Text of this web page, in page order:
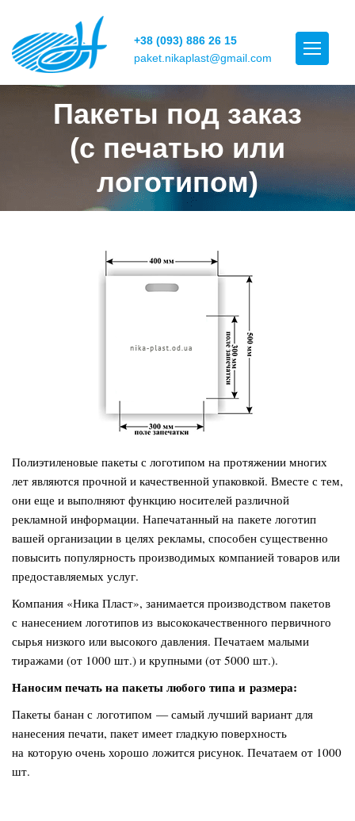
+38 (093) 886 26 15
paket.nikaplast@gmail.com
Пакеты под заказ
(с печатью или
логотипом)
Полиэтиленовые пакеты с логотипом на протяжении многих
лет являются прочной и качественной упаковкой. Вместе с тем,
они еще и выполняют функцию носителей различной
рекламной информации. Напечатанный на пакете логотип
вашей организации в целях рекламы, способен существенно
повысить популярность производимых компанией товаров или
предоставляемых услуг.
Компания «Ника Пласт», занимается производством пакетов
с нанесением логотипов из высококачественного первичного
сырья низкого или высокого давления. Печатаем малыми
тиражами (от 1000 шт.) и крупными (от 5000 шт.).
Наносим печать на пакеты любого типа и размера:
Пакеты банан с логотипом — самый лучший вариант для
нанесения печати, пакет имеет гладкую поверхность
на которую очень хорошо ложится рисунок. Печатаем от 1000
шт.